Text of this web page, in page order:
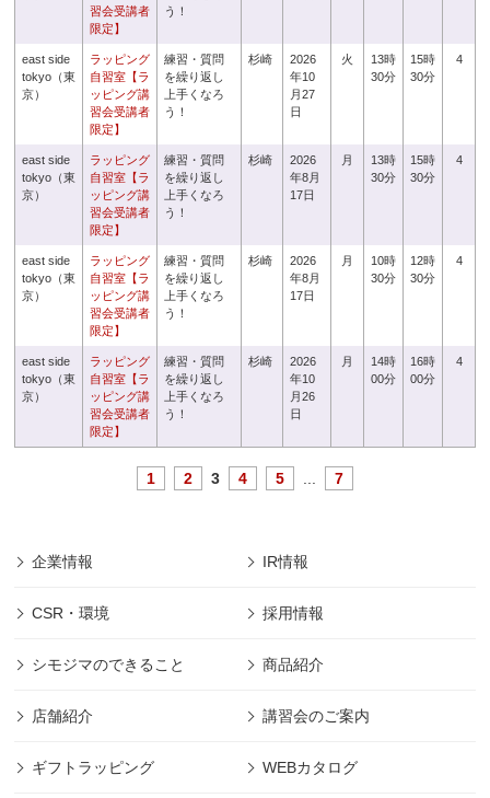
習会受講者
限定】
う！
east side
tokyo（東
京）
ラッピング
自習室【ラ
ッピング講
習会受講者
限定】
練習・質問
を繰り返し
上手くなろ
う！
杉崎
2026
年10
月27
日
火
13時
30分
15時
30分
4
east side
tokyo（東
京）
ラッピング
自習室【ラ
ッピング講
習会受講者
限定】
練習・質問
を繰り返し
上手くなろ
う！
杉崎
2026
年8月
17日
月
13時
30分
15時
30分
4
east side
tokyo（東
京）
ラッピング
自習室【ラ
ッピング講
習会受講者
限定】
練習・質問
を繰り返し
上手くなろ
う！
杉崎
2026
年8月
17日
月
10時
30分
12時
30分
4
east side
tokyo（東
京）
ラッピング
自習室【ラ
ッピング講
習会受講者
限定】
練習・質問
を繰り返し
上手くなろ
う！
杉崎
2026
年10
月26
日
月
14時
00分
16時
00分
4
1 2 3 4 5 7
企業情報 IR情報
CSR・環境 採用情報
シモジマのできること 商品紹介
店舗紹介 講習会のご案内
ギフトラッピング WEBカタログ